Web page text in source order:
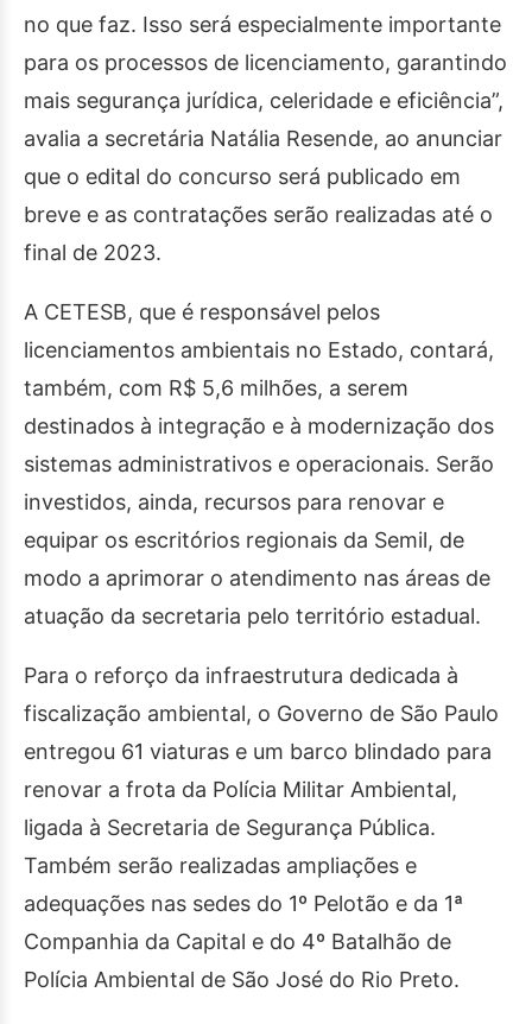
no que faz. Isso será especialmente importante
para os processos de licenciamento, garantindo
mais segurança jurídica, celeridade e eficiência”,
avalia a secretária Natália Resende, ao anunciar
que o edital do concurso será publicado em
breve e as contratações serão realizadas até o
final de 2023.
A CETESB, que é responsável pelos
licenciamentos ambientais no Estado, contará,
também, com R$ 5,6 milhões, a serem
destinados à integração e à modernização dos
sistemas administrativos e operacionais. Serão
investidos, ainda, recursos para renovar e
equipar os escritórios regionais da Semil, de
modo a aprimorar o atendimento nas áreas de
atuação da secretaria pelo território estadual.
Para o reforço da infraestrutura dedicada à
fiscalização ambiental, o Governo de São Paulo
entregou 61 viaturas e um barco blindado para
renovar a frota da Polícia Militar Ambiental,
ligada à Secretaria de Segurança Pública.
Também serão realizadas ampliações e
adequações nas sedes do 1º Pelotão e da 1ª
Companhia da Capital e do 4º Batalhão de
Polícia Ambiental de São José do Rio Preto.